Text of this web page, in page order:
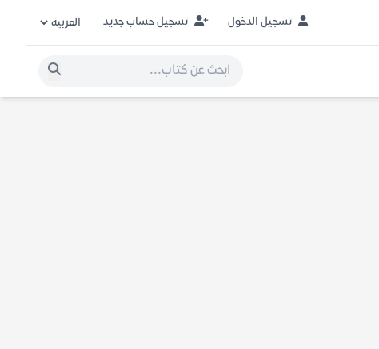
تسجيل الدخول تسجيل حساب جديد